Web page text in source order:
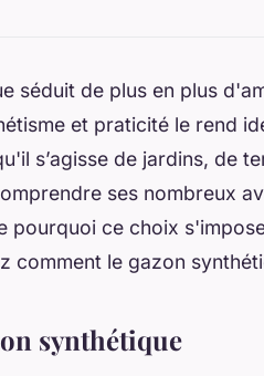
séduit de plus en plus
et praticité le rend
s’agisse de jardins, de
ses nombreux
pourquoi ce choix
comment le gazon
synthétique